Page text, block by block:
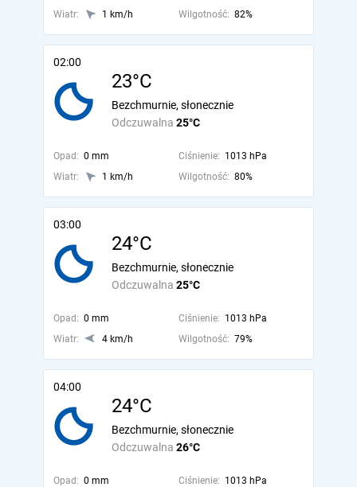
Wiatr:
1 km/h Wilgotność: 82%
02:00
23°C
Odczuwalna 25°C
Bezchmurnie, słonecznie
Opad: 0 mm Ciśnienie: 1013 hPa
Wiatr:
1 km/h Wilgotność: 80%
03:00
24°C
Odczuwalna 25°C
Bezchmurnie, słonecznie
Opad: 0 mm Ciśnienie: 1013 hPa
Wiatr:
4 km/h Wilgotność: 79%
04:00
24°C
Odczuwalna 26°C
Bezchmurnie, słonecznie
Opad: 0 mm Ciśnienie: 1013 hPa